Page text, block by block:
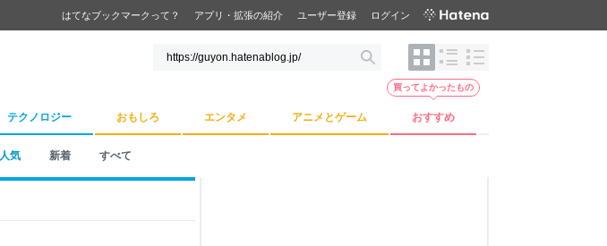
はてなブックマークって？ アプリ・拡張の紹介 ユーザー登録 ログイン
テクノロジー おもしろ エンタメ アニメとゲーム おすすめ
買ってよかったもの
人気 新着 すべて